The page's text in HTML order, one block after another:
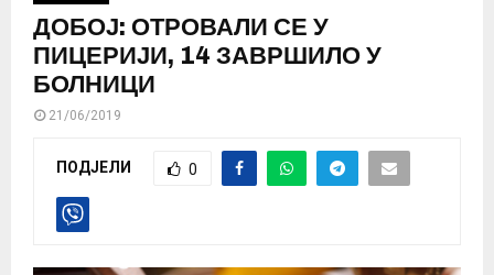
ДОБОЈ: ОТРОВАЛИ СЕ У
ПИЦЕРИЈИ, 14 ЗАВРШИЛО У
БОЛНИЦИ
21/06/2019
ПОДЈЕЛИ 0